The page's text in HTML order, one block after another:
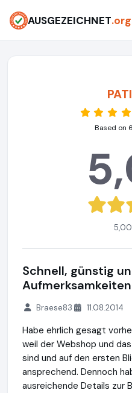
AUSGEZEICHNET.org
Based on
Schnell, günstig
Aufmerksamkeiten
Braese83 11.08.2014
Habe ehrlich gesagt
weil der Webshop und
sind und auf den ersten
ansprechend. Dennoch
ausreichende Details zur